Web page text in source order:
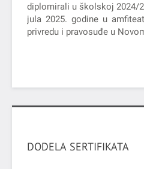
diplomirali u školskoj 2024/
jula 2025. godine u
privredu i pravosuđe u
DODELA SERTIFIKATA